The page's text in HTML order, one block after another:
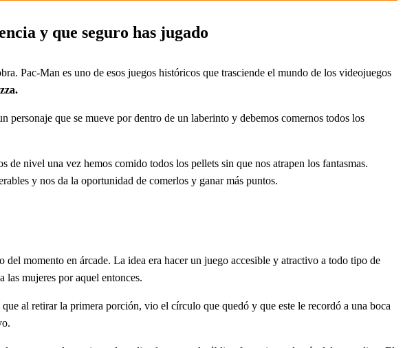
y que seguro has jugado
Pac-Man es uno de esos juegos históricos que trasciende el mundo de los videojuegos
personaje que se mueve por dentro de un laberinto y debemos comernos todos los
nivel una vez hemos comido todos los pellets sin que nos atrapen los fantasmas.
y nos da la oportunidad de comerlos y ganar más puntos.
momento en árcade. La idea era hacer un juego accesible y atractivo a todo tipo de
las mujeres por aquel entonces.
al retirar la primera porción, vio el círculo que quedó y que este le recordó a una boca